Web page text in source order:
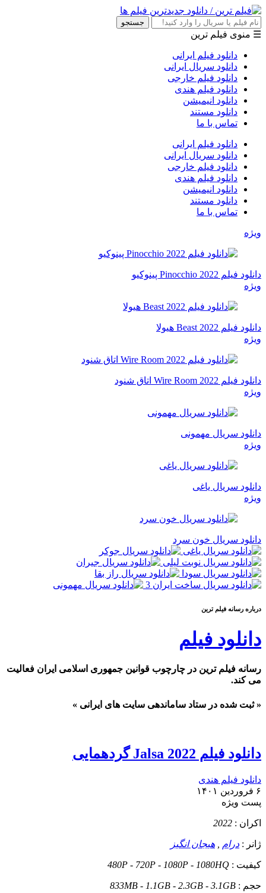
جستجو
☰ منوی فیلم ترین
دانلود فیلم ایرانی
دانلود سریال ایرانی
دانلود فیلم خارجی
دانلود فیلم هندی
دانلود انیمیشن
دانلود مستند
تماس با ما
دانلود فیلم ایرانی
دانلود سریال ایرانی
دانلود فیلم خارجی
دانلود فیلم هندی
دانلود انیمیشن
دانلود مستند
تماس با ما
ویژه
دانلود فیلم Pinocchio 2022 پینوکیو
ویژه
دانلود فیلم Beast 2022 هیولا
ویژه
دانلود فیلم Wire Room 2022 اتاق شنود
ویژه
دانلود سریال مهمونی
ویژه
دانلود سریال یاغی
ویژه
دانلود سریال خون سرد
درباره رسانه فيلم ترين
دانلود فیلم
رسانه فیلم ترین در چارچوب قوانین جمهوری اسلامی ایران فعالیت
می کند.
« ثبت شده در ستاد ساماندهی سایت های ایرانی »
دانلود فیلم Jalsa 2022 گردهمایی
دانلود فیلم هندی
۶ فروردین ۱۴۰۱
پست ويژه
اکران : 2022
ژانر : درام هیجان انگیز
کيفيت : 480P - 720P - 1080P - 1080HQ
حجم : 833MB - 1.1GB - 2.3GB - 3.1GB